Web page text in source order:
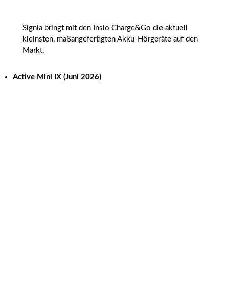
Signia bringt mit den Insio Charge&Go die aktuell
kleinsten, maßangefertigten Akku-Hörgeräte auf den
Markt.
Active Mini IX (Juni 2026)